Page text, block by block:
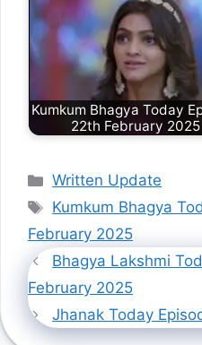
Kumkum Bhagya Today
22th February 2025
Categories
Written Update
Tags
Kumkum Bhagya
February 2025
Bhagya Lakshmi
February 2025
Jhanak Today